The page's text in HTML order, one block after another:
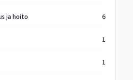
ja hoito 6
1
1